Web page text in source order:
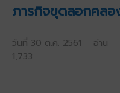
ภารกิจขุดลอกคลอ
วันที่ 30 ต.ค. 2561 อ่าน
1,733